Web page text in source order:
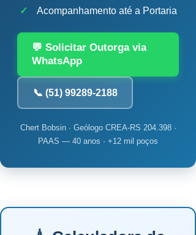
✓
Acompanhamento até a Portaria
💬 Solicitar Outorga via
WhatsApp
📞 (51) 99289-2188
Chert Bobsin · Geólogo CREA-RS 204.398 ·
PAAS — 40 anos · +12 mil poços